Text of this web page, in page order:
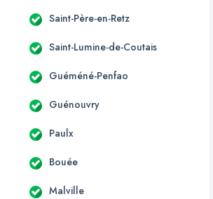
Saint-Père-en-Retz
Saint-Lumine-de-Coutais
Guéméné-Penfao
Guénouvry
Paulx
Bouée
Malville